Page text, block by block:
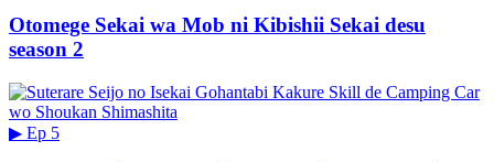
Otomege Sekai wa Mob ni Kibishii Sekai desu
season 2
▶ Ep 5